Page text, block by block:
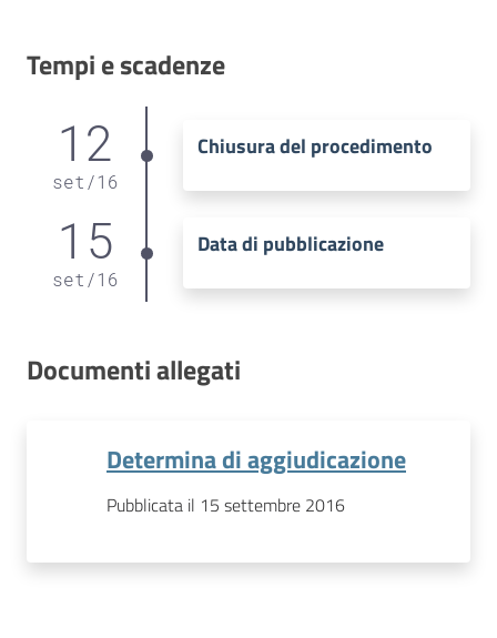
Tempi e scadenze
12
set /16
Chiusura del procedimento
15
set /16
Data di pubblicazione
Documenti allegati
Determina di aggiudicazione
Pubblicata il 15 settembre 2016